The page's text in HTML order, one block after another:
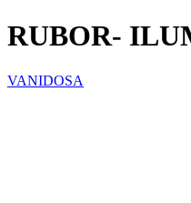
RUBOR-
VANIDOSA